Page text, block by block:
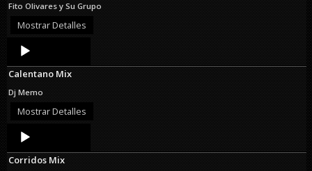
Fito Olivares y Su Grupo
Mostrar Detalles
Audio
Player
Calentano Mix
Dj Memo
Mostrar Detalles
Audio
Player
Corridos Mix